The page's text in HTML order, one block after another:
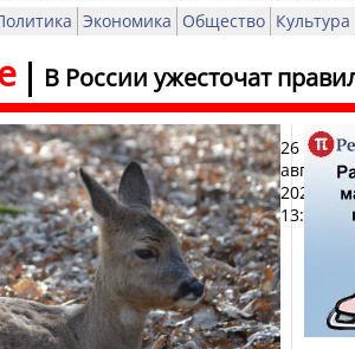
Экономика Общество Культура
В России ужесточат
26
августа
2025,
13:53